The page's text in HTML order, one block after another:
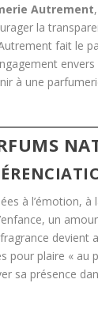
Autrement
la
fait le
à une
à l’émotion,
un
devient
pour plaire « au
sa présence